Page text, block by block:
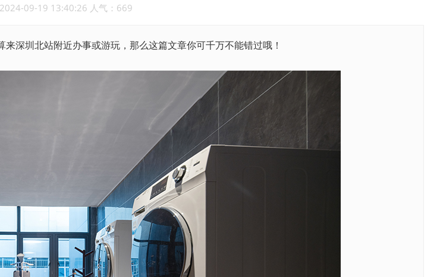
09-19 13:40:26 人气：669
来深圳北站附近办事或游玩，那么这篇文章你可千万不能错过哦！